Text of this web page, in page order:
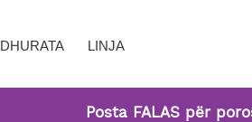
DHURATA LINJA
Posta FALAS për porositë